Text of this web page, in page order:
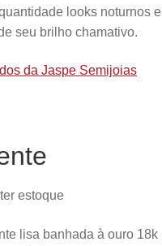
looks noturnos e
seu brilho chamativo.
da Jaspe Semijoias
lisa banhada à ouro 18k